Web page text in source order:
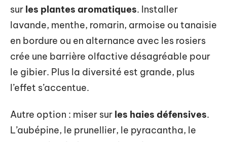
sur les plantes aromatiques. Installer
lavande, menthe, romarin, armoise ou tanaisie
en bordure ou en alternance avec les rosiers
crée une barrière olfactive désagréable pour
le gibier. Plus la diversité est grande, plus
l’effet s’accentue.
Autre option : miser sur les haies défensives.
L’aubépine, le prunellier, le pyracantha, le